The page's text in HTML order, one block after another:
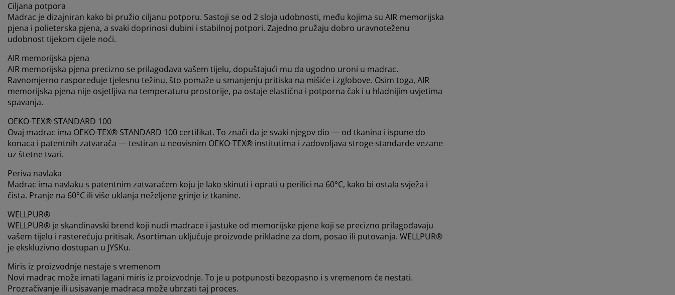
Ciljana potpora
Madrac je dizajniran kako bi pružio ciljanu potporu. Sastoji se od 2 sloja udobnosti, među kojima su AIR memorijska
pjena i polieterska pjena, a svaki doprinosi dubini i stabilnoj potpori. Zajedno pružaju dobro uravnoteženu
udobnost tijekom cijele noći.
AIR memorijska pjena
AIR memorijska pjena precizno se prilagođava vašem tijelu, dopuštajući mu da ugodno uroni u madrac.
Ravnomjerno raspoređuje tjelesnu težinu, što pomaže u smanjenju pritiska na mišiće i zglobove. Osim toga, AIR
memorijska pjena nije osjetljiva na temperaturu prostorije, pa ostaje elastična i potporna čak i u hladnijim uvjetima
spavanja.
OEKO-TEX® STANDARD 100
Ovaj madrac ima OEKO-TEX® STANDARD 100 certifikat. To znači da je svaki njegov dio — od tkanina i ispune do
konaca i patentnih zatvarača — testiran u neovisnim OEKO-TEX® institutima i zadovoljava stroge standarde vezane
uz štetne tvari.
Periva navlaka
Madrac ima navlaku s patentnim zatvaračem koju je lako skinuti i oprati u perilici na 60°C, kako bi ostala svježa i
čista. Pranje na 60°C ili više uklanja neželjene grinje iz tkanine.
WELLPUR®
WELLPUR® je skandinavski brend koji nudi madrace i jastuke od memorijske pjene koji se precizno prilagođavaju
vašem tijelu i rasterećuju pritisak. Asortiman uključuje proizvode prikladne za dom, posao ili putovanja. WELLPUR®
je ekskluzivno dostupan u JYSKu.
Miris iz proizvodnje nestaje s vremenom
Novi madrac može imati lagani miris iz proizvodnje. To je u potpunosti bezopasno i s vremenom će nestati.
Prozračivanje ili usisavanje madraca može ubrzati taj proces.